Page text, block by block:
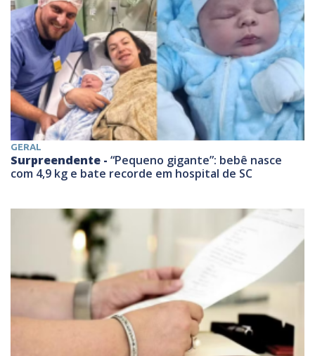
GERAL
Surpreendente - “Pequeno gigante”: bebê nasce
com 4,9 kg e bate recorde em hospital de SC